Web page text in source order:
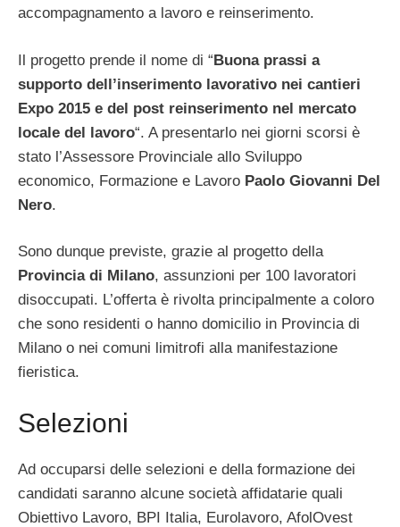
accompagnamento a lavoro e reinserimento.
Il progetto prende il nome di “Buona prassi a
supporto dell’inserimento lavorativo nei cantieri
Expo 2015 e del post reinserimento nel mercato
locale del lavoro“. A presentarlo nei giorni scorsi è
stato l’Assessore Provinciale allo Sviluppo
economico, Formazione e Lavoro Paolo Giovanni Del
Nero.
Sono dunque previste, grazie al progetto della
Provincia di Milano, assunzioni per 100 lavoratori
disoccupati. L’offerta è rivolta principalmente a coloro
che sono residenti o hanno domicilio in Provincia di
Milano o nei comuni limitrofi alla manifestazione
fieristica.
Selezioni
Ad occuparsi delle selezioni e della formazione dei
candidati saranno alcune società affidatarie quali
Obiettivo Lavoro, BPI Italia, Eurolavoro, AfolOvest